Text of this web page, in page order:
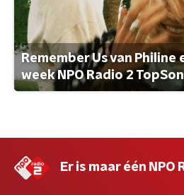
Remember Us van Philine
week NPO Radio 2
Er is maar één NPO